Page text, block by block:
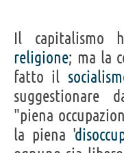
Il capitalismo
religione; ma la
fatto il
suggestionare
"piena
la piena '